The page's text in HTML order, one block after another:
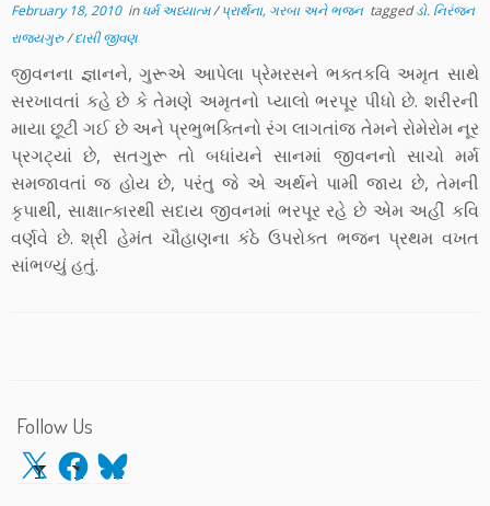
February 18, 2010inધર્મ અધ્યાત્મ/પ્રાર્થના, ગરબા અને ભજન taggedડો. નિરંજન
રાજ્યગુરુ/દાસી જીવણ
જીવનના જ્ઞાનને, ગુરૂએ આપેલા પ્રેમરસને ભક્તકવિ અમૃત સાથે
સરખાવતાં કહે છે કે તેમણે અમૃતનો પ્યાલો ભરપૂર પીધો છે. શરીરની
માયા છૂટી ગઈ છે અને પ્રભુભક્તિનો રંગ લાગતાંજ તેમને રોમેરોમ નૂર
પ્રગટ્યાં છે, સતગુરૂ તો બધાંયને સાનમાં જીવનનો સાચો મર્મ
સમજાવતાં જ હોય છે, પરંતુ જે એ અર્થને પામી જાય છે, તેમની
કૃપાથી, સાક્ષાત્કારથી સદાય જીવનમાં ભરપૂર રહે છે એમ અહીં કવિ
વર્ણવે છે. શ્રી હેમંત ચૌહાણના કંઠે ઉપરોક્ત ભજન પ્રથમ વખત
સાંભળ્યું હતું.
Follow Us
X Facebook
Bluesky